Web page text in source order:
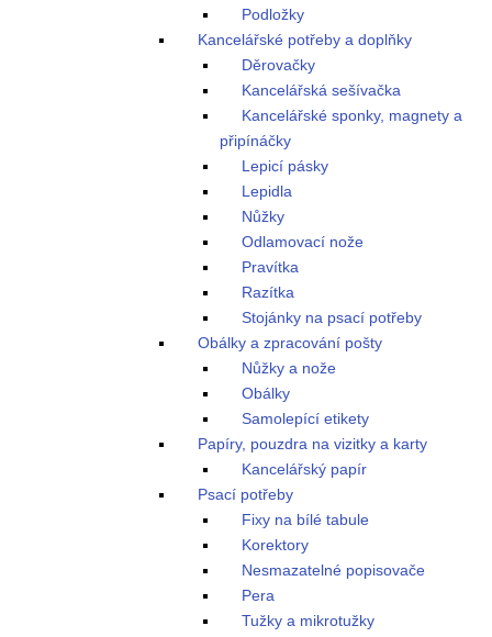
Podložky
Kancelářské potřeby a doplňky
Děrovačky
Kancelářská sešívačka
Kancelářské sponky, magnety a
připínáčky
Lepicí pásky
Lepidla
Nůžky
Odlamovací nože
Pravítka
Razítka
Stojánky na psací potřeby
Obálky a zpracování pošty
Nůžky a nože
Obálky
Samolepící etikety
Papíry, pouzdra na vizitky a karty
Kancelářský papír
Psací potřeby
Fixy na bílé tabule
Korektory
Nesmazatelné popisovače
Pera
Tužky a mikrotužky